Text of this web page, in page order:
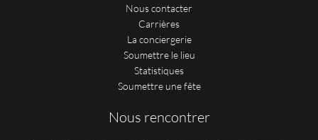
Nous contacter
Carrières
La conciergerie
Soumettre le lieu
Statistiques
Soumettre une fête
Nous rencontrer